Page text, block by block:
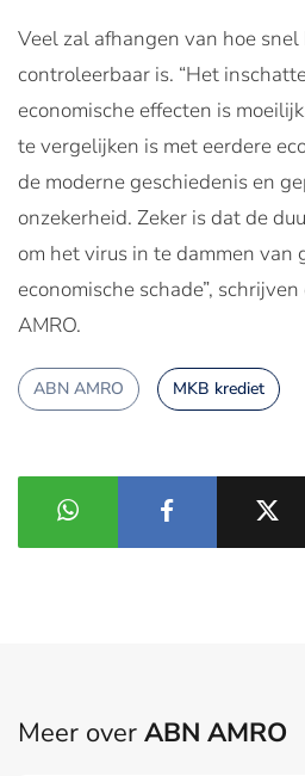
Veel zal afhangen van hoe
controleerbaar is. “Het
economische effecten is
te vergelijken is met eerdere
de moderne geschiedenis en
onzekerheid. Zeker is dat de
om het virus in te dammen van
economische schade”,
AMRO.
ABN AMRO MKB krediet
Meer over ABN AMRO